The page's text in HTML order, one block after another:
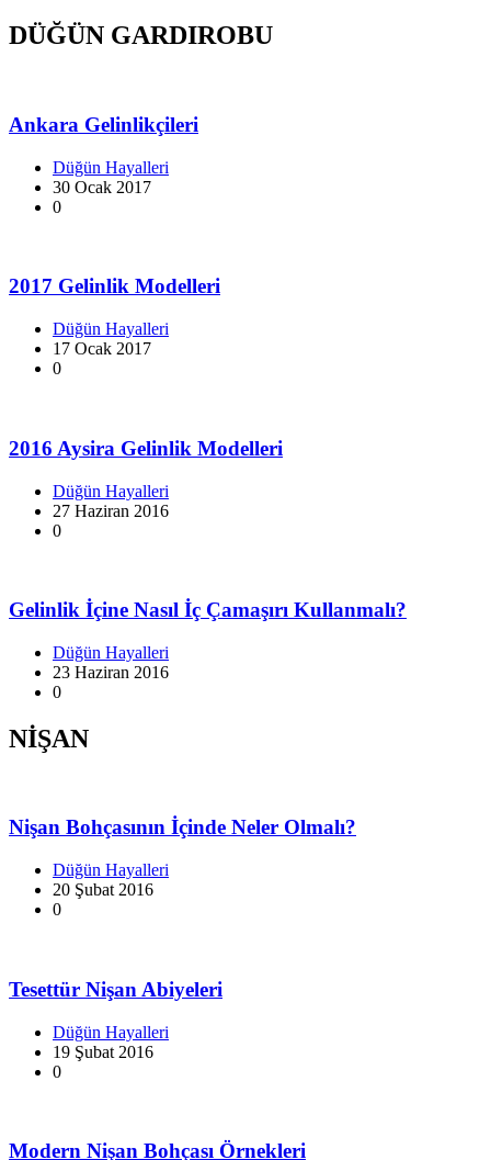
DÜĞÜN GARDIROBU
Ankara Gelinlikçileri
Düğün Hayalleri
30 Ocak 2017
0
2017 Gelinlik Modelleri
Düğün Hayalleri
17 Ocak 2017
0
2016 Aysira Gelinlik Modelleri
Düğün Hayalleri
27 Haziran 2016
0
Gelinlik İçine Nasıl İç Çamaşırı Kullanmalı?
Düğün Hayalleri
23 Haziran 2016
0
NİŞAN
Nişan Bohçasının İçinde Neler Olmalı?
Düğün Hayalleri
20 Şubat 2016
0
Tesettür Nişan Abiyeleri
Düğün Hayalleri
19 Şubat 2016
0
Modern Nişan Bohçası Örnekleri